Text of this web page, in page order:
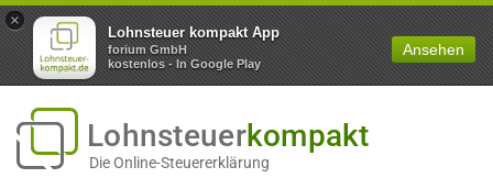
×
Lohnsteuer kompakt App
forium GmbH
kostenlos - In Google Play
Ansehen
Lohnsteuerkompakt
Die Online-Steuererklärung